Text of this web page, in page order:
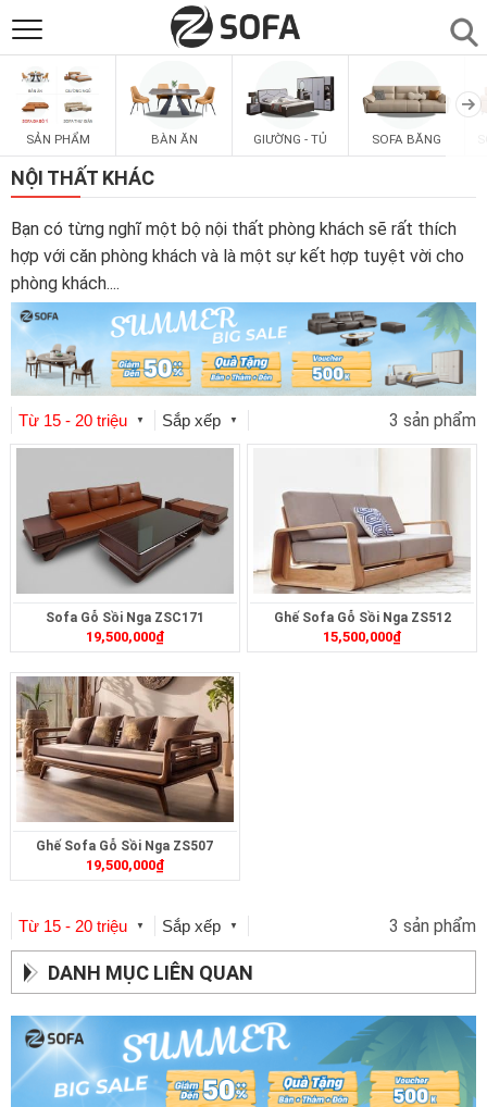
SẢN PHẨM
SOFAS
PHÒNG ĂN
PHÒNG NGỦ
PHÒNG KHÁCH ▼
LIÊN HỆ
SẢN PHẨM BÀN ĂN GIƯỜNG - TỦ SOFA BĂNG
NỘI THẤT KHÁC
Bạn có từng nghĩ một bộ nội thất phòng khách sẽ rất thích
hợp với căn phòng khách và là một sự kết hợp tuyệt vời cho
phòng khách....
Từ 15 - 20 triệu ▼ Sắp xếp ▼ 3 sản phẩm
Sofa Gỗ Sồi Nga ZSC171
19,500,000₫
Ghế Sofa Gỗ Sồi Nga ZS512
15,500,000₫
Ghế Sofa Gỗ Sồi Nga ZS507
19,500,000₫
Từ 15 - 20 triệu ▼ Sắp xếp ▼ 3 sản phẩm
DANH MỤC LIÊN QUAN